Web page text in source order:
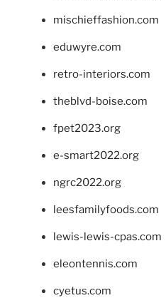
mischieffashion.com
eduwyre.com
retro-interiors.com
theblvd-boise.com
fpet2023.org
e-smart2022.org
ngrc2022.org
leesfamilyfoods.com
lewis-lewis-cpas.com
eleontennis.com
cyetus.com